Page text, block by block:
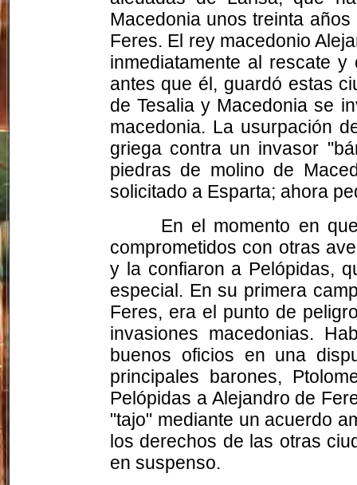
Macedonia unos treinta
Feres. El rey macedonio
inmediatamente al rescate
antes que él, guardó estas
de Tesalia y Macedonia se
macedonia. La usurpación
griega contra un invasor
piedras de molino de
solicitado a Esparta; ahora
En el momento en
comprometidos con otras
y la confiaron a Pelópidas,
especial. En su primera
Feres, era el punto de
invasiones macedonias.
buenos oficios en una
principales barones,
Pelópidas a Alejandro de
"tajo" mediante un acuerdo
los derechos de las otras
en suspenso.